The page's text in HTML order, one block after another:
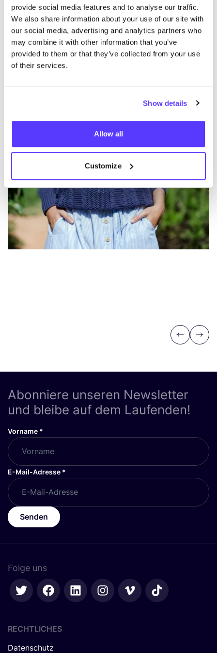
provide social media features and to analyse our traffic.
We also share information about your use of our site with
our social media, advertising and analytics partners who
may combine it with other information that you’ve
provided to them or that they’ve collected from your use
of their services.
Show details
Allow all
Customize
Andere Marken
EKYOG
Kleidung Oberteile & T-Shirts 4+
Previous
Next
Abonniere unseren Newsletter
und bleibe auf dem Laufenden!
Vorname *
E-Mail-Adresse *
Senden
Folge uns
RECHTLICHES
Datenschutz